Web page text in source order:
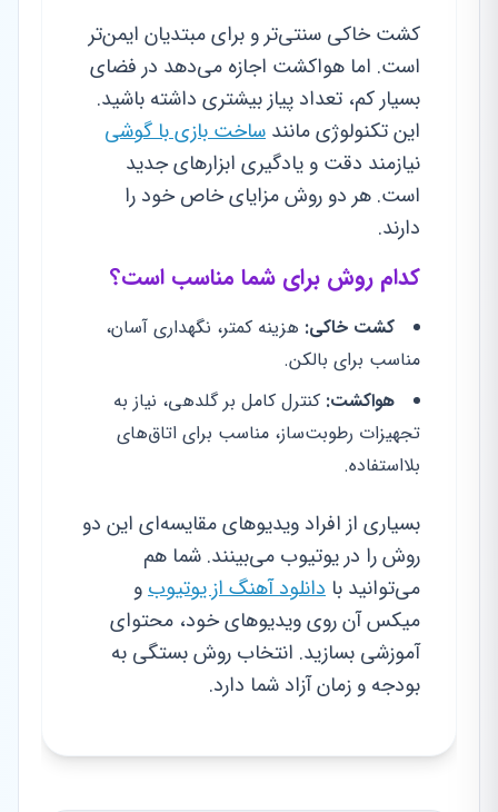
کشت خاکی سنتی‌تر و برای مبتدیان ایمن‌تر
است. اما هواکشت اجازه می‌دهد در فضای
بسیار کم، تعداد پیاز بیشتری داشته باشید.
این تکنولوژی مانند ساخت بازی با گوشی
نیازمند دقت و یادگیری ابزارهای جدید
است. هر دو روش مزایای خاص خود را
دارند.
کدام روش برای شما مناسب است؟
کشت خاکی: هزینه کمتر، نگهداری آسان،
مناسب برای بالکن.
هواکشت: کنترل کامل بر گلدهی، نیاز به
تجهیزات رطوبت‌ساز، مناسب برای اتاق‌های
بلااستفاده.
بسیاری از افراد ویدیوهای مقایسه‌ای این دو
روش را در یوتیوب می‌بینند. شما هم
می‌توانید با دانلود آهنگ از یوتیوبو
میکس آن روی ویدیوهای خود، محتوای
آموزشی بسازید. انتخاب روش بستگی به
بودجه و زمان آزاد شما دارد.